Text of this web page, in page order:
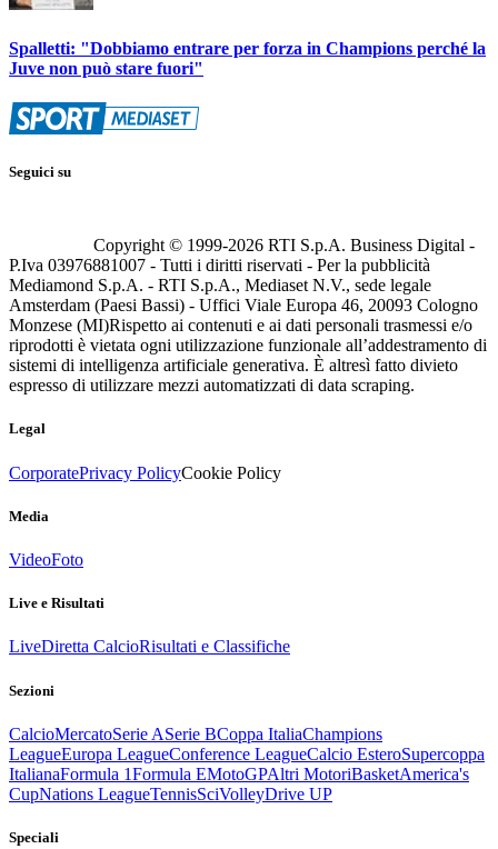
Spalletti: "Dobbiamo entrare per forza in Champions perché la
Juve non può stare fuori"
Seguici su
Copyright © 1999-2026 RTI S.p.A. Business Digital -
P.Iva 03976881007 - Tutti i diritti riservati - Per la pubblicità
Mediamond S.p.A. - RTI S.p.A., Mediaset N.V., sede legale
Amsterdam (Paesi Bassi) - Uffici Viale Europa 46, 20093 Cologno
Monzese (MI)Rispetto ai contenuti e ai dati personali trasmessi e/o
riprodotti è vietata ogni utilizzazione funzionale all’addestramento di
sistemi di intelligenza artificiale generativa. È altresì fatto divieto
espresso di utilizzare mezzi automatizzati di data scraping.
Legal
CorporatePrivacy PolicyCookie Policy
Media
VideoFoto
Live e Risultati
LiveDiretta CalcioRisultati e Classifiche
Sezioni
CalcioMercatoSerie ASerie BCoppa ItaliaChampions
LeagueEuropa LeagueConference LeagueCalcio EsteroSupercoppa
ItalianaFormula 1Formula EMotoGPAltri MotoriBasketAmerica's
CupNations LeagueTennisSciVolleyDrive UP
Speciali